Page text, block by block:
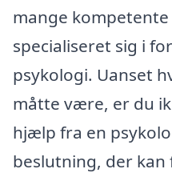
mange
specialiseret sig i
psykologi. Uanset
måtte være, er du
hjælp fra en
beslutning, der kan